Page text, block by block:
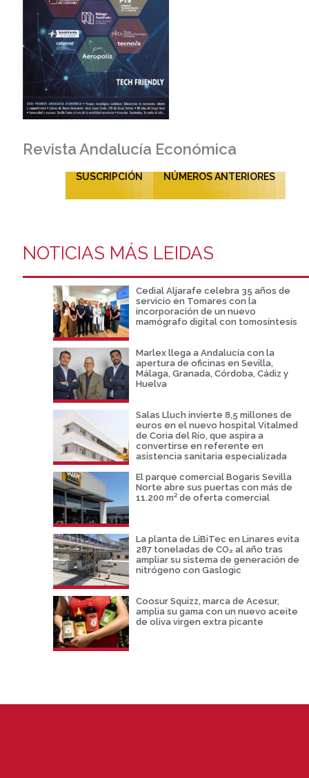
Revista Andalucía Económica
SUSCRIPCIÓN NÚMEROS ANTERIORES
NOTICIAS MÁS LEIDAS
Cedial Aljarafe celebra 35 años de
servicio en Tomares con la
incorporación de un nuevo
mamógrafo digital con tomosíntesis
Marlex llega a Andalucía con la
apertura de oficinas en Sevilla,
Málaga, Granada, Córdoba, Cádiz y
Huelva
Salas Lluch invierte 8,5 millones de
euros en el nuevo hospital Vitalmed
de Coria del Río, que aspira a
convertirse en referente en
asistencia sanitaria especializada
El parque comercial Bogaris Sevilla
Norte abre sus puertas con más de
11.200 m² de oferta comercial
La planta de LiBiTec en Linares evita
287 toneladas de CO₂ al año tras
ampliar su sistema de generación de
nitrógeno con Gaslogic
Coosur Squizz, marca de Acesur,
amplia su gama con un nuevo aceite
de oliva virgen extra picante